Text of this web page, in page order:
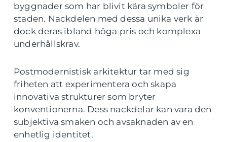
byggnader som har blivit kära symboler för
staden. Nackdelen med dessa unika verk är
dock deras ibland höga pris och komplexa
underhållskrav.
Postmodernistisk arkitektur tar med sig
friheten att experimentera och skapa
innovativa strukturer som bryter
konventionerna. Dess nackdelar kan vara den
subjektiva smaken och avsaknaden av en
enhetlig identitet.